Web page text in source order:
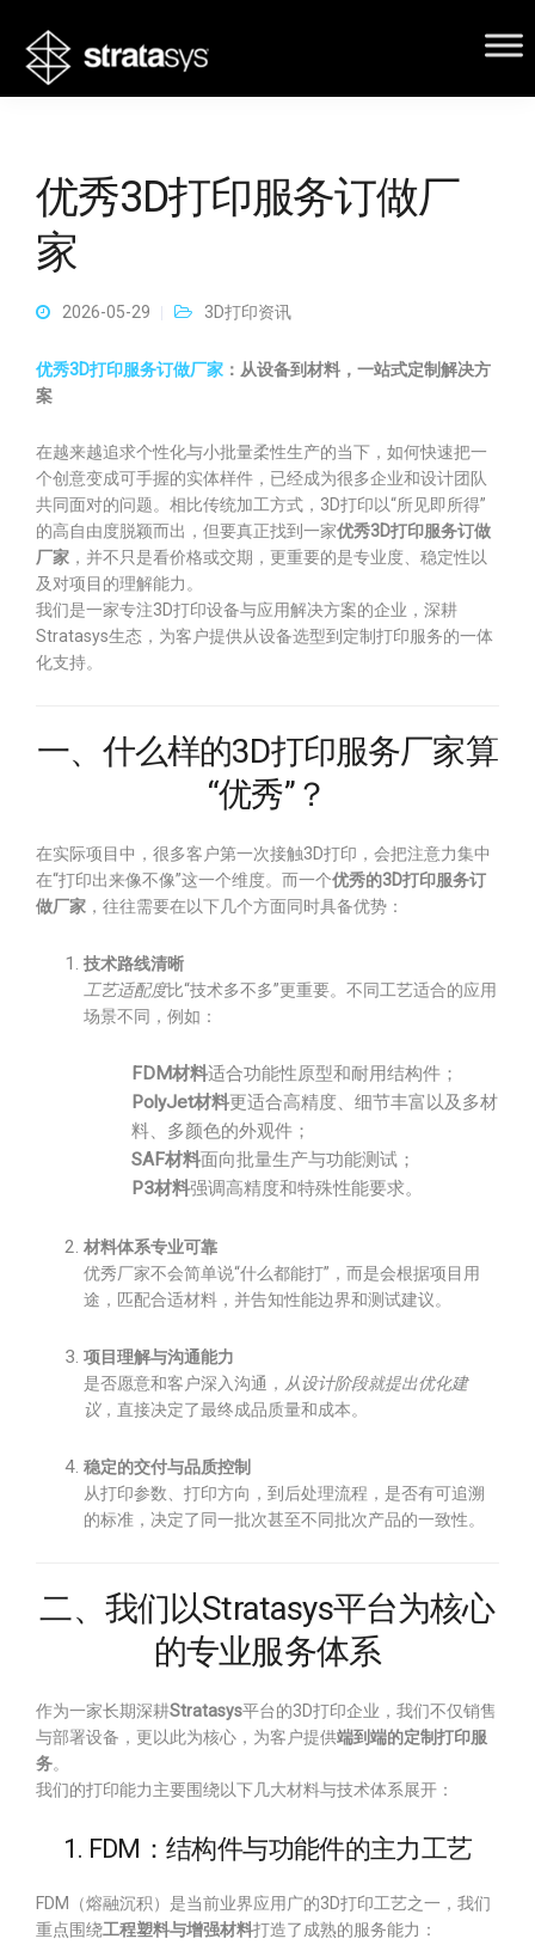
优秀3D打印服务订做厂
家
2026-05-29 3D打印资讯
优秀3D打印服务订做厂家 ：从设备到材料，一站式定制解决方
案
在越来越追求个性化与小批量柔性生产的当下，如何快速把一
个创意变成可手握的实体样件，已经成为很多企业和设计团队
共同面对的问题。相比传统加工方式，3D打印以“所见即所得”
的高自由度脱颖而出，但要真正找到一家优秀3D打印服务订做
厂家 ，并不只是看价格或交期，更重要的是专业度、稳定性以
及对项目的理解能力。
我们是一家专注3D打印设备与应用解决方案的企业，深耕
Stratasys生态，为客户提供从设备选型到定制打印服务的一体
化支持。
一、什么样的3D打印服务厂家算
“优秀”？
在实际项目中，很多客户第一次接触3D打印，会把注意力集中
在“打印出来像不像”这一个维度。而一个优秀的3D打印服务订
做厂家 ，往往需要在以下几个方面同时具备优势：
技术路线清晰
工艺适配度比“技术多不多”更重要。不同工艺适合的应用
场景不同，例如：
FDM材料适合功能性原型和耐用结构件；
PolyJet材料更适合高精度、细节丰富以及多材
料、多颜色的外观件；
SAF材料面向批量生产与功能测试；
P3材料强调高精度和特殊性能要求。
材料体系专业可靠
优秀厂家不会简单说“什么都能打”，而是会根据项目用
途，匹配合适材料，并告知性能边界和测试建议。
项目理解与沟通能力
是否愿意和客户深入沟通， 从设计阶段就提出优化建
议，直接决定了最终成品质量和成本。
稳定的交付与品质控制
从打印参数、打印方向，到后处理流程，是否有可追溯
的标准，决定了同一批次甚至不同批次产品的一致性。
二、我们以Stratasys平台为核心
的专业服务体系
作为一家长期深耕Stratasys平台的3D打印企业，我们不仅销售
与部署设备，更以此为核心，为客户提供端到端的定制打印服
务。
我们的打印能力主要围绕以下几大材料与技术体系展开：
1. FDM：结构件与功能件的主力工艺
FDM（熔融沉积）是当前业界应用广的3D打印工艺之一，我们
重点围绕工程塑料与增强材料打造了成熟的服务能力：